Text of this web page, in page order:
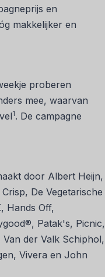
en
makkelijker en
proberen
mee, waarvan
1. De campagne
door Albert Heijn,
De Vegetarische
Hands Off,
Patak's, Picnic,
der Valk Schiphol,
Vivera en John